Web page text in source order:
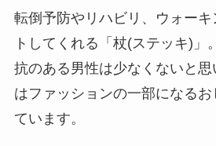
転倒予防やリハビリ、ウォー
トしてくれる「杖(ステッキ)」
抗のある男性は少なくないと
はファッションの一部になるお
ています。